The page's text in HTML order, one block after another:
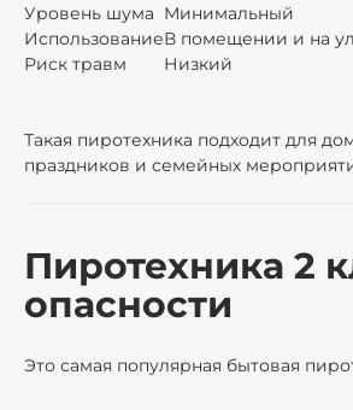
Уровень шума Минимальный
ИспользованиеВ помещении и на
Риск травм
Низкий
Такая пиротехника подходит для
праздников и семейных
Пиротехника 2
опасности
Это самая популярная бытовая